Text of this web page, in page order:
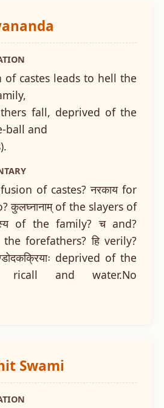
of castes leads to hell the
fall, deprived of the
ball and
of castes? नरकाय for
कुलघ्नानाम् of the slayers of
of the family? च and?
the forefathers? हि verily?
deprived of the
ricall and water.No
Swami